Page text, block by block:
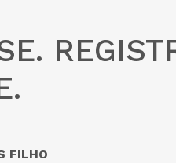
FILHO